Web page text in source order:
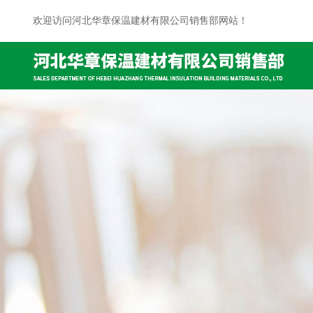
欢迎访问河北华章保温建材有限公司销售部网站！